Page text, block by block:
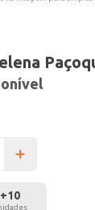
+10